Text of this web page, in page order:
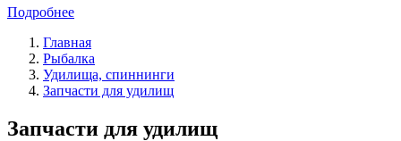
Подробнее
Главная
Рыбалка
Удилища, спиннинги
Запчасти для удилищ
Запчасти для удилищ